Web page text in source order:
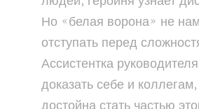
Но «белая ворона» не
отступать перед
Ассистентка
доказать себе и